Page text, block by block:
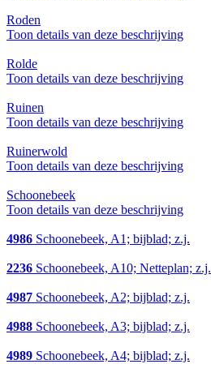
Roden
Toon details van deze beschrijving
Rolde
Toon details van deze beschrijving
Ruinen
Toon details van deze beschrijving
Ruinerwold
Toon details van deze beschrijving
Schoonebeek
Toon details van deze beschrijving
4986 Schoonebeek, A1; bijblad; z.j.
2236 Schoonebeek, A10; Netteplan; z.j.
4987 Schoonebeek, A2; bijblad; z.j.
4988 Schoonebeek, A3; bijblad; z.j.
4989 Schoonebeek, A4; bijblad; z.j.